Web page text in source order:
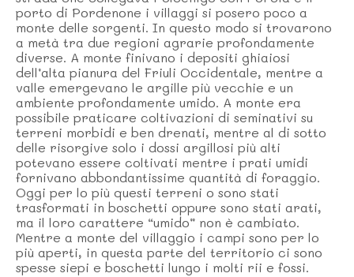
porto di Pordenone i villaggi si posero poco a
monte delle sorgenti. In questo modo si trovarono
a metà tra due regioni agrarie profondamente
diverse. A monte finivano i depositi ghiaiosi
dell’alta pianura del Friuli Occidentale, mentre a
valle emergevano le argille più vecchie e un
ambiente profondamente umido. A monte era
possibile praticare coltivazioni di seminativi su
terreni morbidi e ben drenati, mentre al di sotto
delle risorgive solo i dossi argillosi più alti
potevano essere coltivati mentre i prati umidi
fornivano abbondantissime quantità di foraggio.
Oggi per lo più questi terreni o sono stati
trasformati in boschetti oppure sono stati arati,
ma il loro carattere “umido” non è cambiato.
Mentre a monte del villaggio i campi sono per lo
più aperti, in questa parte del territorio ci sono
spesse siepi e boschetti lungo i molti rii e fossi.